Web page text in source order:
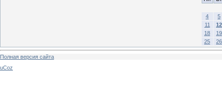
4
5
11
12
18
19
25
26
Полная версия сайта
uCoz